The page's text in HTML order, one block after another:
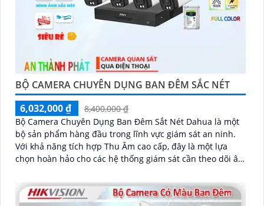
BỘ CAMERA CHUYÊN DỤNG BAN ĐÊM SẮC NÉT
6,032,000 ₫
8,400,000 ₫
Bộ Camera Chuyên Dụng Ban Đêm Sắt Nét Dahua là một
bộ sản phẩm hàng đầu trong lĩnh vực giám sát an ninh.
Với khả năng tích hợp Thu Âm cao cấp, đây là một lựa
chọn hoàn hảo cho các hệ thống giám sát cần theo dõi âm